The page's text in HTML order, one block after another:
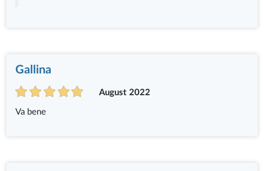
Gallina
August 2022
Va bene